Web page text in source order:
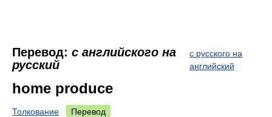
Перевод: с английского на
русский
с русского на
английский
home produce
Толкование Перевод